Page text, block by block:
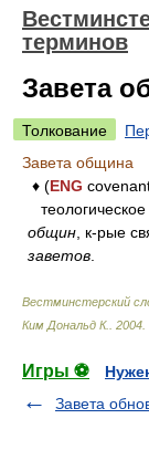
терминов
Завета
Толкование
Завета община
♦ (ENG
общин , к-рые
заветов
Вестминстерский
Ким Дональд К.
2004
Игры ⚽
Завета